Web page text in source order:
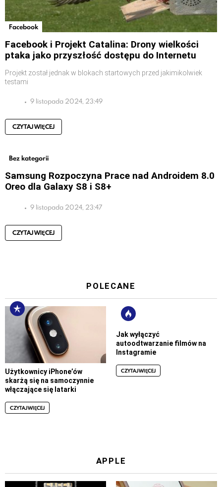
Facebook
Facebook i Projekt Catalina: Drony wielkości
ptaka jako przyszłość dostępu do Internetu
Projekt został jednak w blokach startowych przed jakimikolwiek
testami
9 listopada 2024, 23:49
CZYTAJ WIĘCEJ
Bez kategorii
Samsung Rozpoczyna Prace nad Androidem 8.0
Oreo dla Galaxy S8 i S8+
9 listopada 2024, 23:47
CZYTAJ WIĘCEJ
POLECANE
Użytkownicy iPhone’ów
skarżą się na samoczynnie
włączające się latarki
CZYTAJ WIĘCEJ
Jak wyłączyć
autoodtwarzanie filmów na
Instagramie
CZYTAJ WIĘCEJ
APPLE